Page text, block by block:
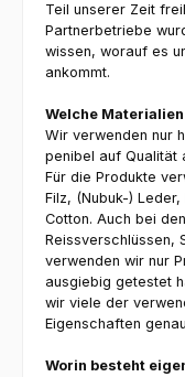
Teil unserer Zeit
Partnerbetriebe
wissen, worauf es
ankommt.
Welche
Wir verwenden nur
penibel auf Qualität
Für die Produkte
Filz, (Nubuk-)
Cotton. Auch bei
Reissverschlüssen,
verwenden wir nur
ausgiebig getestet
wir viele der
Eigenschaften
Worin besteht